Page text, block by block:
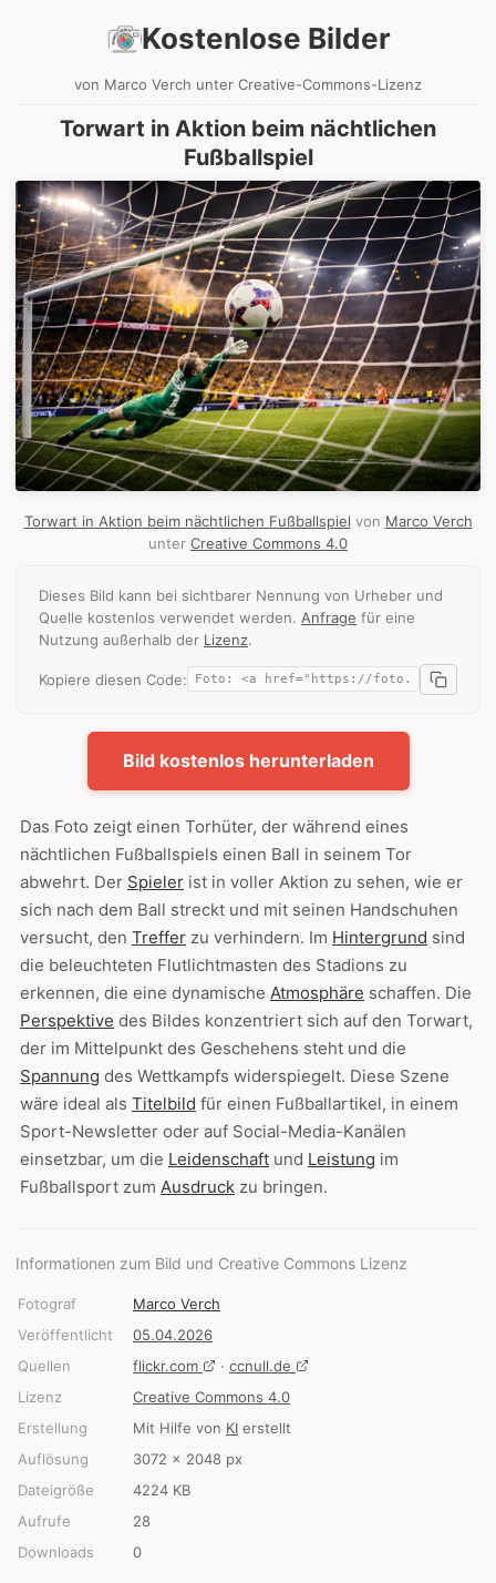
Kostenlose Bilder
von Marco Verch unter Creative-Commons-Lizenz
Torwart in Aktion beim nächtlichen
Fußballspiel
Torwart in Aktion beim nächtlichen Fußballspiel von Marco Verch
unter Creative Commons 4.0
Dieses Bild kann bei sichtbarer Nennung von Urheber und
Quelle kostenlos verwendet werden. Anfrage für eine
Nutzung außerhalb der Lizenz.
Kopiere diesen Code:
Bild kostenlos herunterladen
Das Foto zeigt einen Torhüter, der während eines
nächtlichen Fußballspiels einen Ball in seinem Tor
abwehrt. Der Spieler ist in voller Aktion zu sehen, wie er
sich nach dem Ball streckt und mit seinen Handschuhen
versucht, den Treffer zu verhindern. Im Hintergrund sind
die beleuchteten Flutlichtmasten des Stadions zu
erkennen, die eine dynamische Atmosphäre schaffen. Die
Perspektive des Bildes konzentriert sich auf den Torwart,
der im Mittelpunkt des Geschehens steht und die
Spannung des Wettkampfs widerspiegelt. Diese Szene
wäre ideal als Titelbild für einen Fußballartikel, in einem
Sport-Newsletter oder auf Social-Media-Kanälen
einsetzbar, um die Leidenschaft und Leistung im
Fußballsport zum Ausdruck zu bringen.
Informationen zum Bild und Creative Commons Lizenz
Fotograf
Marco Verch
Veröffentlicht
05.04.2026
Quellen
flickr.com · ccnull.de
Lizenz
Creative Commons 4.0
Erstellung
Mit Hilfe von KI erstellt
Auflösung
3072 × 2048 px
Dateigröße
4224 KB
Aufrufe
28
Downloads
0